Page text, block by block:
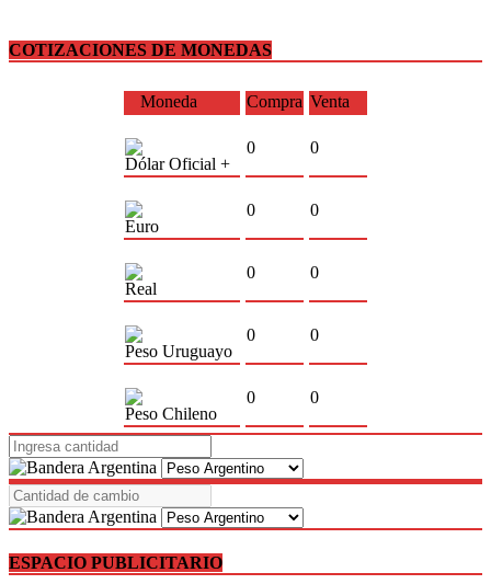
COTIZACIONES DE MONEDAS
Moneda Compra Venta
Dólar Oficial +
0 0
Euro
0 0
Real
0 0
Peso Uruguayo
0 0
Peso Chileno
0 0
ESPACIO PUBLICITARIO